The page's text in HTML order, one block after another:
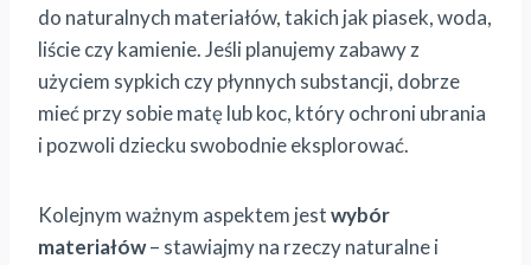
do naturalnych materiałów, takich jak piasek, woda,
liście czy kamienie. Jeśli planujemy zabawy z
użyciem sypkich czy płynnych substancji, dobrze
mieć przy sobie matę lub koc, który ochroni ubrania
i pozwoli dziecku swobodnie eksplorować.
Kolejnym ważnym aspektem jestwybór
materiałów– stawiajmy na rzeczy naturalne i